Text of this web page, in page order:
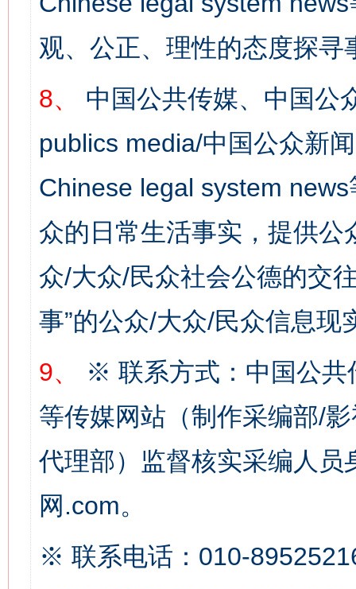
观、公正、理性的态度探寻
8、
中国公共传媒、中国公
publics media/中国公众新
Chinese legal system
众的日常生活事实，提供
众/大众/民众社会公德的交
事”的公众/大众/民众信息现
9、
※ 联系方式：中国公共
等传媒网站（制作采编部/
代理部）监督核实采编人员
网.com。
※ 联系电话：010-
这是一记警钟！